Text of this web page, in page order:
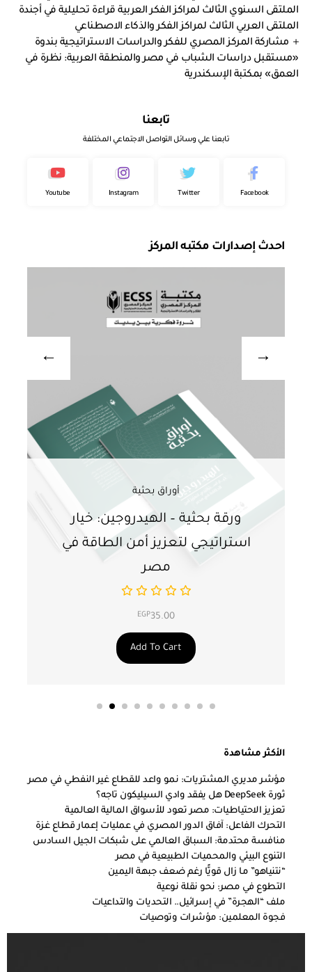
الملتقى السنوي الثالث لمراكز الفكر العربية قراءة تحليلية في أجندة
الملتقى العربي الثالث لمراكز الفكر والذكاء الاصطناعي
مشاركة المركز المصري للفكر والدراسات الاستراتيجية بندوة
«مستقبل دراسات الشباب في مصر والمنطقة العربية: نظرة في
العمق» بمكتبة الإسكندرية
تابعنا
تابعنا علي وسائل التواصل الاجتماعي المختلفة
Facebook
Twitter
Instagram
Youtube
احدث إصدارات مكتبه المركز
أوراق بحثية
ورقة بحثية – الهيدروجين: خيار
استراتيجي لتعزيز أمن الطاقة في
مصر
EGP35.00
Add To Cart
الأكثر مشاهدة
مؤشر مديري المشتريات: نمو واعد للقطاع غير النفطي في مصر
ثورة DeepSeek هل يفقد وادي السيليكون تاجه؟
تعزيز الاحتياطيات: مصر تعود للأسواق المالية العالمية
التحرك الفاعل: آفاق الدور المصري في عمليات إعمار قطاع غزة
منافسة محتدمة: السباق العالمي على شبكات الجيل السادس
التنوع البيئي والمحميات الطبيعية في مصر
“نتنياهو” ما زال قويًّا رغم ضعف جبهة اليمين
التطوع في مصر: نحو نقلة نوعية
ملف “الهجرة” في إسرائيل.. التحديات والتداعيات
فجوة المعلمين: مؤشرات وتوصيات